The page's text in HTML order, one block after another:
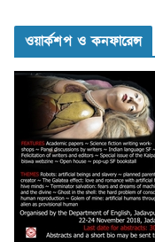
ওয়ার্কশপ ও কনফারেন্স